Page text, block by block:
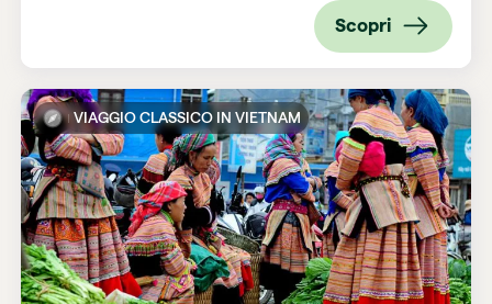
Scopri
VIAGGIO CLASSICO IN VIETNAM